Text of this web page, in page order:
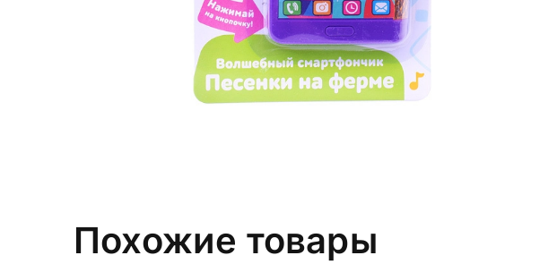
Похожие товары